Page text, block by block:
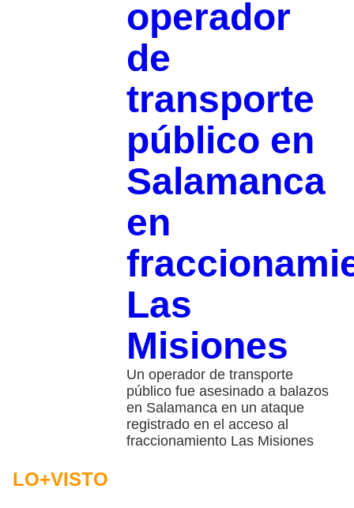
operador
de
transporte
público en
Salamanca
en
Las
Misiones
Un operador de transporte
público fue asesinado a balazos
en Salamanca en un ataque
registrado en el acceso al
fraccionamiento Las Misiones
LO+VISTO